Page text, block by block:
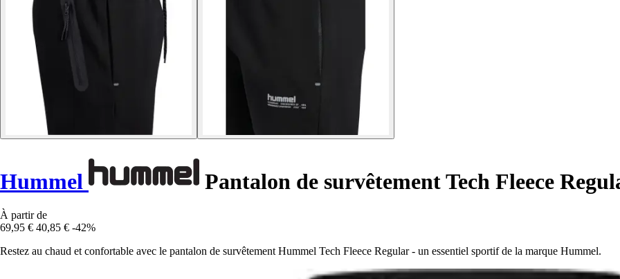
Hummel Pantalon de survêtement Tech Fleece
À partir de
69,95 € 40,85 € -42%
Restez au chaud et confortable avec le pantalon de survêtement Hummel Tech Fleece Regular - un essentiel sportif de la marque Hummel.